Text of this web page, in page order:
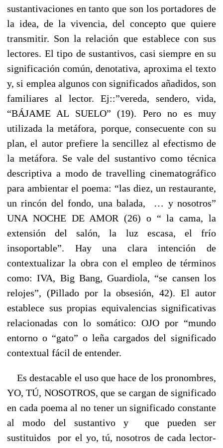
sustantivaciones en tanto que son los portadores de
la idea, de la vivencia, del concepto que quiere
transmitir. Son la relación que establece con sus
lectores. El tipo de sustantivos, casi siempre en su
significación común, denotativa, aproxima el texto
y, si emplea algunos con significados añadidos, son
familiares al lector. Ej::”vereda, sendero, vida,
“BÁJAME AL SUELO” (19). Pero no es muy
utilizada la metáfora, porque, consecuente con su
plan, el autor prefiere la sencillez al efectismo de
la metáfora. Se vale del sustantivo como técnica
descriptiva a modo de travelling cinematográfico
para ambientar el poema: “las diez, un restaurante,
un rincón del fondo, una balada, … y nosotros”
UNA NOCHE DE AMOR (26) o “ la cama, la
extensión del salón, la luz escasa, el frío
insoportable”. Hay una clara intención de
contextualizar la obra con el empleo de términos
como: IVA, Big Bang, Guardiola, “se cansen los
relojes”, (Pillado por la obsesión, 42). El autor
establece sus propias equivalencias significativas
relacionadas con lo somático: OJO por “mundo
entorno o “gato” o leña cargados del significado
contextual fácil de entender.
Es destacable el uso que hace de los pronombres,
YO, TÚ, NOSOTROS, que se cargan de significado
en cada poema al no tener un significado constante
al modo del sustantivo y que pueden ser
sustituidos por el yo, tú, nosotros de cada lector-